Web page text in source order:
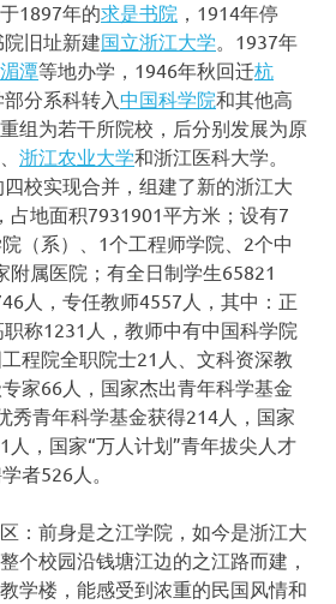
1897年的求是书院 ，1914年停
旧址新建国立浙江大学。1937年
湄潭等地办学，1946年秋回迁杭
分系科转入中国科学院和其他高
重组为若干所院校，后分别发展为原
浙江农业大学和浙江医科大学。
校实现合并，组建了新的浙江大
占地面积7931901平方米；设有7
（系）、1个工程师学院、2个中
附属医院；有全日制学生65821
人，专任教师4557人，其中：正
称1231人，教师中有中国科学院
程院全职院士21人、文科资深教
家66人，国家杰出青年科学基金
秀青年科学基金获得214人，国家
人，国家“万人计划”青年拔尖人才
者526人。
：前身是之江学院，如今是浙江大
个校园沿钱塘江边的之江路而建，
学楼，能感受到浓重的民国风情和